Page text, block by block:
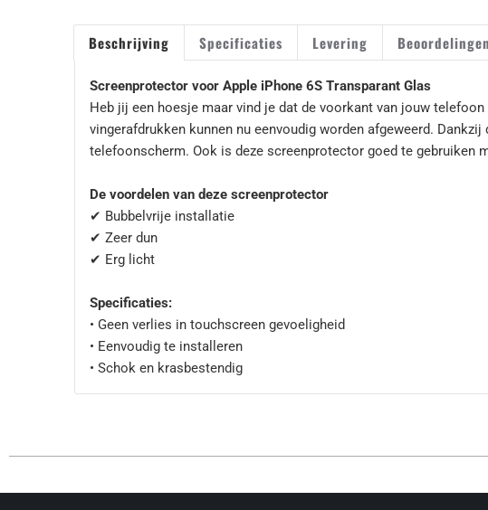
Beschrijving
Screenprotector voor Apple iPhone 6S Transparant Glas
Heb jij een hoesje maar vind je dat de voorkant van jouw
vingerafdrukken kunnen nu eenvoudig worden afgeweerd.
telefoonscherm. Ook is deze screenprotector goed te gebruiken
De voordelen van deze screenprotector
✔ Bubbelvrije installatie
✔ Zeer dun
✔ Erg licht
Specificaties:
• Geen verlies in touchscreen gevoeligheid
• Eenvoudig te installeren
• Schok en krasbestendig
Specificaties Levering Beoordelingen